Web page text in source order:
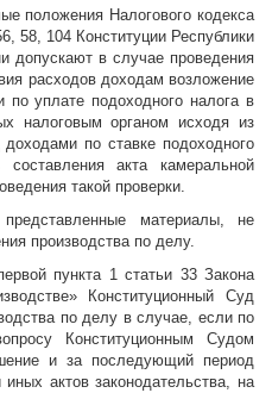
положения Налогового кодекса
58, 104 Конституции Республики
допускают в случае проведения
расходов доходам возложение
по уплате подоходного налога в
налоговым органом исходя из
по ставке подоходного
акта камеральной
такой проверки.
материалы, не
производства по делу.
пункта 1 статьи 33 Закона
Конституционный Суд
по делу в случае, если по
Конституционным Судом
и за последующий период
актов законодательства, на